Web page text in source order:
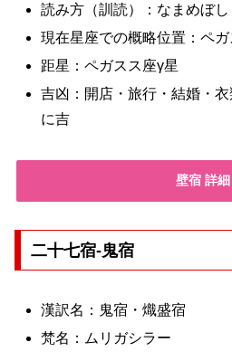
読み方（訓読）：なまめぼし
現在星座での概略位置：ペ
距星：ペガスス座γ星
吉凶：開店・旅行・結婚・
に吉
壁宿 詳細
二十七宿-鬼宿
漢訳名：鬼宿・熾盛宿
梵名：ムリガシラー